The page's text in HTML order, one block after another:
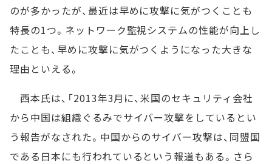
のが多かったが、最近は早めに攻撃に気がつくことも
特長の1つ。ネットワーク監視システムの性能が向上し
たことも、早めに攻撃に気がつくようになった大きな
理由といえる。
西本氏は、「2013年3月に、米国のセキュリティ会社
から中国は組織ぐるみでサイバー攻撃をしているとい
う報告がなされた。中国からのサイバー攻撃は、同盟国
である日本にも行われているという報道もある。さら